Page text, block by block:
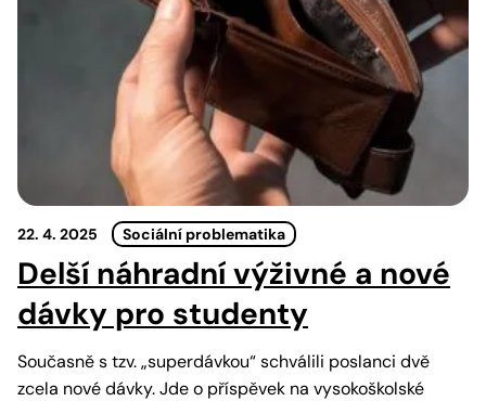
22. 4. 2025 Sociální problematika
Delší náhradní výživné a nové
dávky pro studenty
Současně s tzv. „superdávkou“ schválili poslanci dvě
zcela nové dávky. Jde o příspěvek na vysokoškolské